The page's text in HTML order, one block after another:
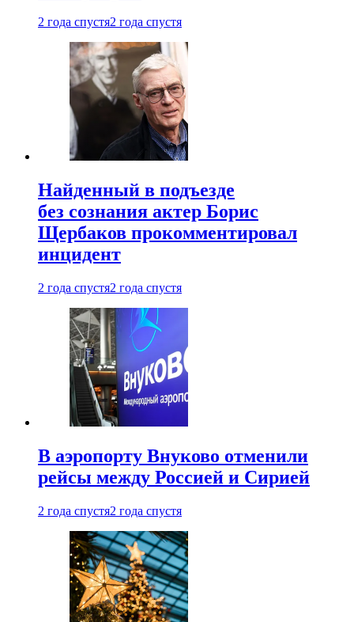
2 года спустя2 года спустя
Найденный в подъезде
без сознания актер Борис
Щербаков прокомментировал
инцидент
2 года спустя2 года спустя
В аэропорту Внуково отменили
рейсы между Россией и Сирией
2 года спустя2 года спустя